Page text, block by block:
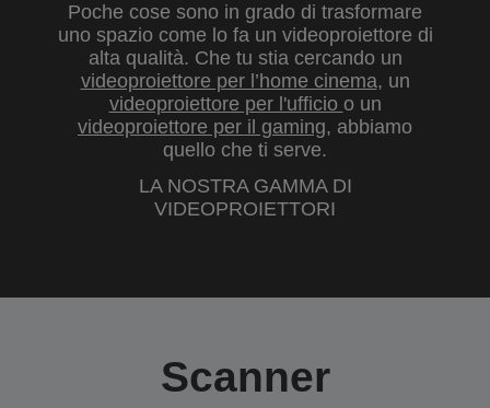
Poche cose sono in grado di trasformare
uno spazio come lo fa un videoproiettore di
alta qualità. Che tu stia cercando un
videoproiettore per l’home cinema, un
videoproiettore per l'ufficio o un
videoproiettore per il gaming, abbiamo
quello che ti serve.
LA NOSTRA GAMMA DI
VIDEOPROIETTORI
Scanner